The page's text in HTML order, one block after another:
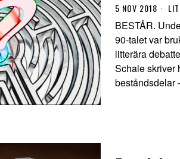
5 NOV 2018
BESTÅR.
90-talet var
litterära
Schale skriver
beståndsdelar